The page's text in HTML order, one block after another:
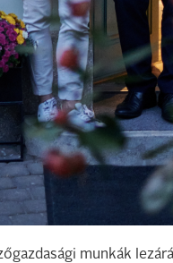
munkák